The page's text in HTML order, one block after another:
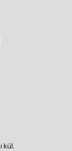
kúl.